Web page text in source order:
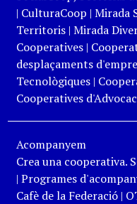
| CulturaCoop | Mirada
Territoris| Mirada
Cooperatives|
desplaçaments
Tecnològiques|
Cooperatives
Acompanyem
Crea una cooperativa.
| Programes
Cafè de la Federació|